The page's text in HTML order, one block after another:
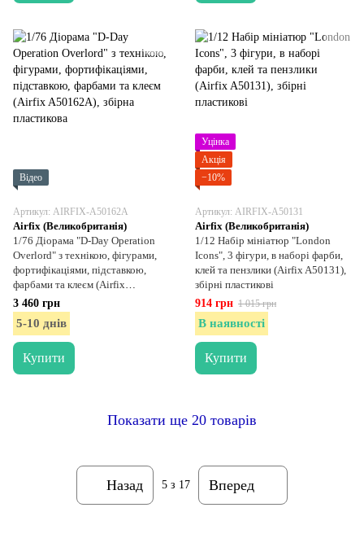
Відео
Артикул: AIRFIX-A50162A
Airfix (Великобританія)
1/76 Діорама "D-Day Operation
Overlord" з технікою, фігурами,
фортифікаціями, підставкою,
фарбами та клеєм (Airfix
A50162A), збірна пластикова
3 460 грн
5-10 днів
Купити
Уцінка
Акція
−10%
Артикул: AIRFIX-A50131
Airfix (Великобританія)
1/12 Набір мініатюр "London
Icons", 3 фігури, в наборі фарби,
клей та пензлики (Airfix A50131),
збірні пластикові
914 грн 1 015 грн
В наявності
Купити
Показати ще 20 товарів
Назад 5 з 17 Вперед